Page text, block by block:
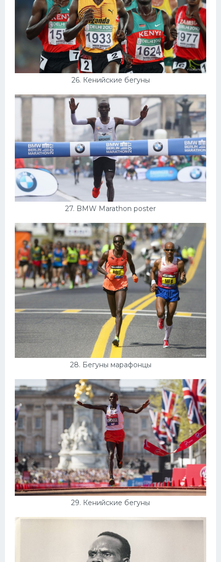
26. Кенийские бегуны
27. BMW Marathon poster
28. Бегуны марафонцы
29. Кенийские бегуны